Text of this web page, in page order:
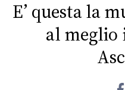
E’ questa la
al meglio